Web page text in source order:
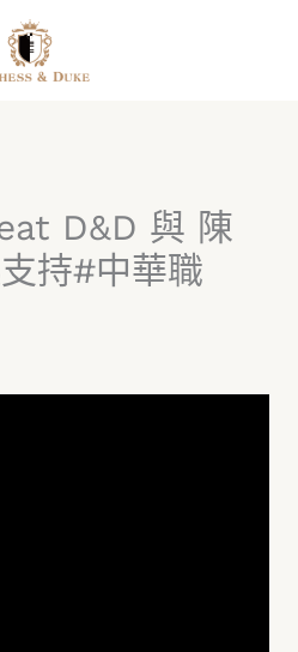
D&D 與 陳
持#中華職
line